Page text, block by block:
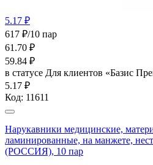
5.17 ₽
617 ₽/10 пар
61.70 ₽
59.84 ₽
в статусе Для клиентов «Базис
5.17 ₽
Код: 11611
Нарукавники медицинские,
ламинированные, на манжете,
(РОССИЯ), 10 пар